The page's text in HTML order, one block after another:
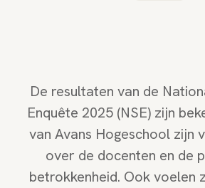
De resultaten van de
Enquête 2025 (NSE) zijn
van Avans Hogeschool zijn
over de docenten en de
betrokkenheid. Ook voelen